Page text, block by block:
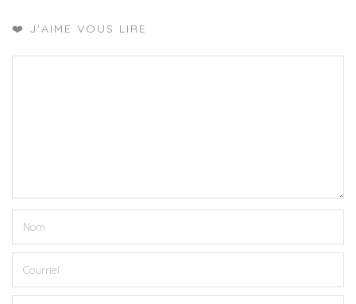
❤️ J'AIME VOUS LIRE